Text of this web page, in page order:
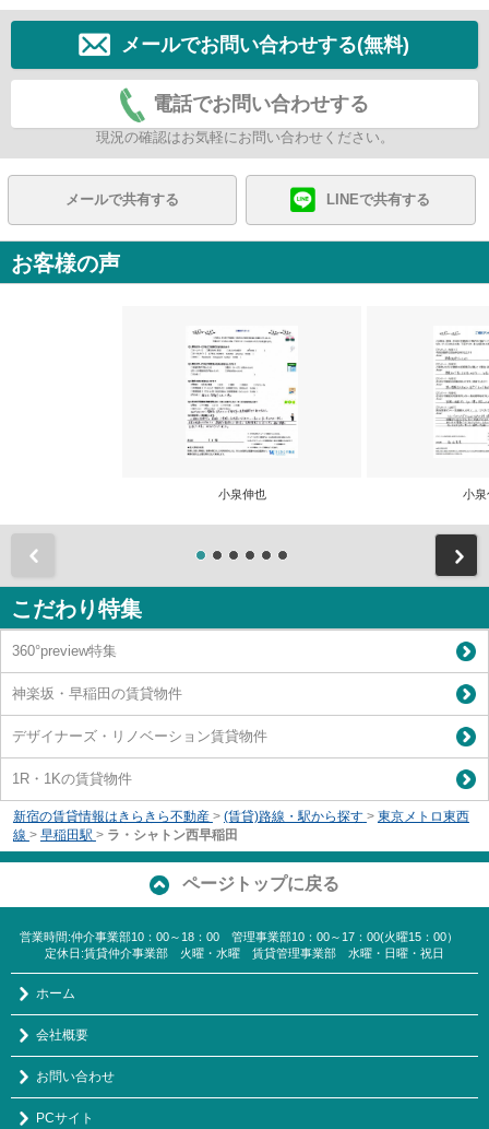
メールでお問い合わせする(無料)
電話でお問い合わせする
現況の確認はお気軽にお問い合わせください。
メールで共有する LINEで共有する
お客様の声
小泉伸也 小泉
こだわり特集
360°preview特集
神楽坂・早稲田の賃貸物件
デザイナーズ・リノベーション賃貸物件
1R・1Kの賃貸物件
新宿の賃貸情報はきらきら不動産 > (賃貸)路線・駅から探す > 東京メトロ東西
線 > 早稲田駅 > ラ・シャトン西早稲田
ページトップに戻る
営業時間:仲介事業部10：00～18：00 管理事業部10：00～17：00(火曜15：00）
定休日:賃貸仲介事業部 火曜・水曜 賃貸管理事業部 水曜・日曜・祝日
ホーム
会社概要
お問い合わせ
PCサイト